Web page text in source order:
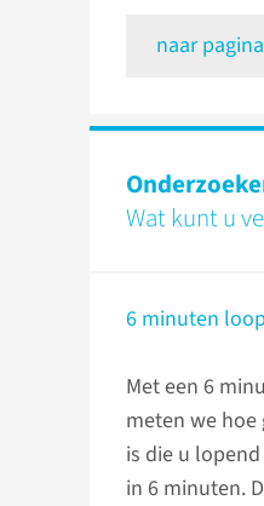
naar pagina
Wat kunt u
6 minuten
Met een 6
meten we
is die u
in 6 minuten.